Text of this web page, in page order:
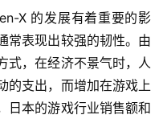
X 的发展有着重要的影
常表现出较强的韧性。由
式，在经济不景气时，人
的支出，而增加在游戏上
日本的游戏行业销售额和